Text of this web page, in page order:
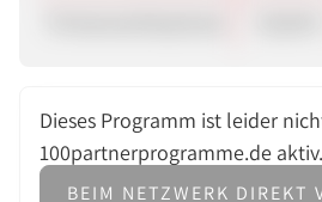
Dieses Programm ist leider
100partnerprogramme.de aktiv.
BEIM NETZWERK DIREKT